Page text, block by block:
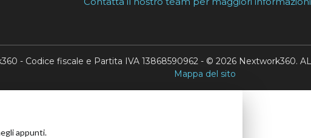
- Codice fiscale e Partita IVA 13868590962 - © 2026 Nextwork360.
Mappa del sito
appunti.